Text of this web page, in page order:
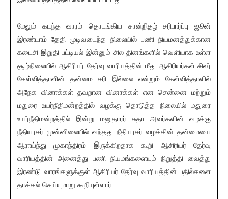
மேலும் கடந்த வாரம் தொடங்கிய சான்றிதழ் சரிபார்ப்பு ஜூன்
இரண்டாம் தேதி முடிவடைந்த நிலையில் பணி நியமனத்துக்கான
கடைசி இறுதி பட்டியல் இன்னும் சில தினங்களில் வெளியாக உள்ள
சூழ்நிலையில் ஆசிரியர் தேர்வு வாரியத்தின் மீது ஆசிரியர்கள் சிலர்
கேள்வித்தாளின் தன்மை சரி இல்லை என்றும் கேள்வித்தாளில்
அநேக வினாக்கள் தவறான வினாக்கள் என சென்னை மற்றும்
மதுரை உயர்நீதிமன்றத்தில் வழக்கு தொடுத்த நிலையில் மதுரை
உயர்நீதிமன்றத்தில் இன்று மனுதாரர் சுதா அவர்களின் வழக்கு
நீதியரசர் முன்னிலையில் வந்தது நீதியரசர் வழக்கின் தன்மையை
ஆராய்ந்து முகாந்திரம் இருக்கிறதாக கூறி ஆசிரியர் தேர்வு
வாரியத்தின் அனைத்து பணி நியமங்களையும் நிறுத்தி வைத்து
இரண்டு வாரங்களுக்குள் ஆசிரியர் தேர்வு வாரியத்தின் பதில்களை
தாக்கல் செய்யுமாறு கூறியுள்ளார்